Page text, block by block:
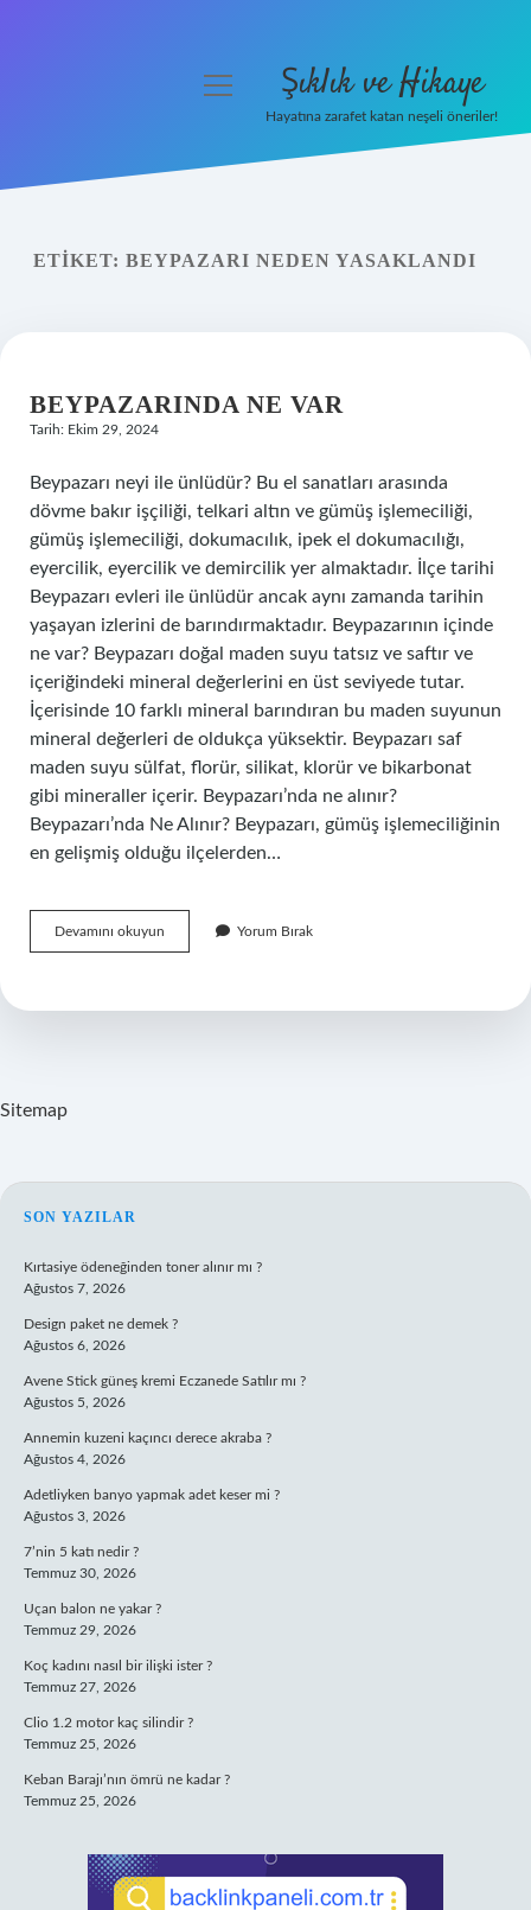
Yasal Uyarı
menüyü
Şıklık ve Hikaye
Hayatına zarafet katan neşeli öneriler!
ETIKET: BEYPAZARI NEDEN YASAKLANDI
BEYPAZARINDA NE VAR
Tarih: Ekim 29, 2024
Beypazarı neyi ile ünlüdür? Bu el sanatları arasında
dövme bakır işçiliği, telkari altın ve gümüş işlemeciliği,
gümüş işlemeciliği, dokumacılık, ipek el dokumacılığı,
eyercilik, eyercilik ve demircilik yer almaktadır. İlçe tarihi
Beypazarı evleri ile ünlüdür ancak aynı zamanda tarihin
yaşayan izlerini de barındırmaktadır. Beypazarının içinde
ne var? Beypazarı doğal maden suyu tatsız ve saftır ve
içeriğindeki mineral değerlerini en üst seviyede tutar.
İçerisinde 10 farklı mineral barındıran bu maden suyunun
mineral değerleri de oldukça yüksektir. Beypazarı saf
maden suyu sülfat, florür, silikat, klorür ve bikarbonat
gibi mineraller içerir. Beypazarı’nda ne alınır?
Beypazarı’nda Ne Alınır? Beypazarı, gümüş işlemeciliğinin
en gelişmiş olduğu ilçelerden…
Devamını okuyun Beypazarında
Ne
Yorum Bırak
Sitemap
SIDEBAR
SON YAZILAR
Kırtasiye ödeneğinden toner alınır mı ?
Ağustos 7, 2026
Design paket ne demek ?
Ağustos 6, 2026
Avene Stick güneş kremi Eczanede Satılır mı ?
Ağustos 5, 2026
Annemin kuzeni kaçıncı derece akraba ?
Ağustos 4, 2026
Adetliyken banyo yapmak adet keser mi ?
Ağustos 3, 2026
7’nin 5 katı nedir ?
Temmuz 30, 2026
Uçan balon ne yakar ?
Temmuz 29, 2026
Koç kadını nasıl bir ilişki ister ?
Temmuz 27, 2026
Clio 1.2 motor kaç silindir ?
Temmuz 25, 2026
Keban Barajı’nın ömrü ne kadar ?
Temmuz 25, 2026